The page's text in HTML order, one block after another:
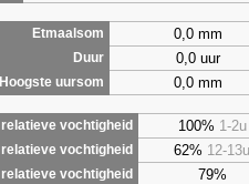
Etmaalsom 0,0 mm
Duur 0,0 uur
Hoogste uursom 0,0 mm
vochtigheid 100% 1-2u
relatieve vochtigheid 62% 12-13u
vochtigheid 79%